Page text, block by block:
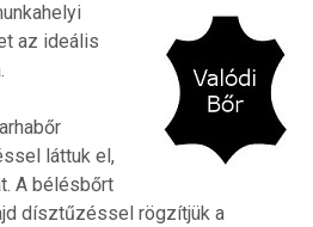
az ideális
láttuk el,
A bélésbőrt
dísztűzéssel rögzítjük a